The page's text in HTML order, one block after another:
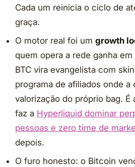
Cada um reinicia o ciclo de
graça.
O motor real foi umgrowth
quem opera a rede ganha
BTC vira evangelista com
programa de afiliados onde a
valorização do próprio bag. É
faz a Hyperliquid dominar
pessoas e zero time de
depois.
O furo honesto: o Bitcoin